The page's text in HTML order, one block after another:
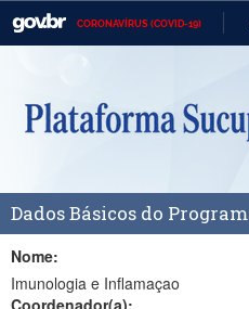
CORONAVÍRUS (COVID-19)
Casa Civil
Ministério da Defesa
Ministério da Economia
Ministério da Infraestrutura
Ministério da Agricultura, Pecuária e
Dados Básicos do
Nome:
Imunologia e Inflamaçao
Coordenador(a):